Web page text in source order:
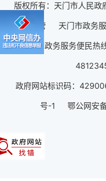
版权所有：天门市人民
管 天门市政务
12345政务服务便民热
政府网站标识码：
号-1 鄂公网安